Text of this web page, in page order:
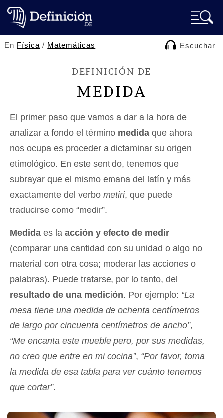
En Física / Matemáticas Escuchar
DEFINICIÓN DE
MEDIDA
El primer paso que vamos a dar a la hora de
analizar a fondo el término medida que ahora
nos ocupa es proceder a dictaminar su origen
etimológico. En este sentido, tenemos que
subrayar que el mismo emana del latín y más
exactamente del verbo metiri, que puede
traducirse como “medir”.
Medida es la acción y efecto de medir
(comparar una cantidad con su unidad o algo no
material con otra cosa; moderar las acciones o
palabras). Puede tratarse, por lo tanto, del
resultado de una medición. Por ejemplo: “La
mesa tiene una medida de ochenta centímetros
de largo por cincuenta centímetros de ancho”,
“Me encanta este mueble pero, por sus medidas,
no creo que entre en mi cocina”, “Por favor, toma
la medida de esa tabla para ver cuánto tenemos
que cortar”.